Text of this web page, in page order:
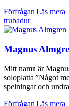
Förfrågan Läs mera
trubadur
Magnus
Mitt namn är
soloplatta ”Något
spelningar och
Förfrågan Läs mera